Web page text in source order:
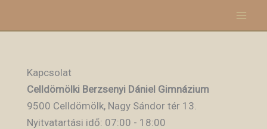
Kapcsolat
Celldömölki Berzsenyi Dániel Gimnázium
9500 Celldömölk, Nagy Sándor tér 13.
Nyitvatartási idő: 07:00 - 18:00